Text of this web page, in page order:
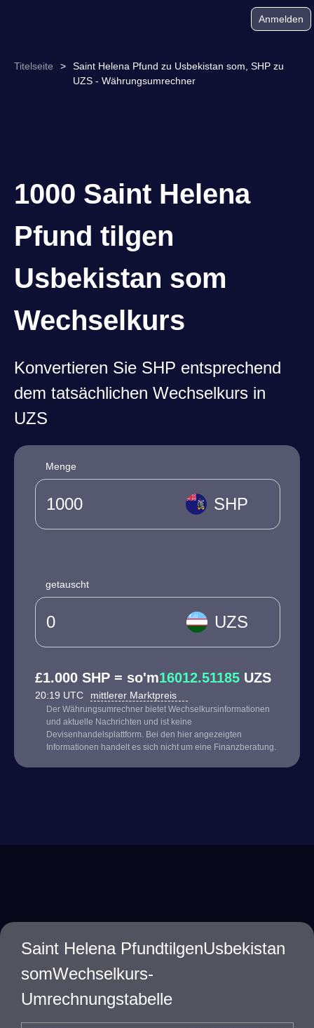
Anmelden
Titelseite >
Saint Helena Pfund zu Usbekistan som, SHP zu
UZS - Währungsumrechner
1000 Saint Helena
Pfund tilgen
Usbekistan som
Wechselkurs
Konvertieren Sie SHP entsprechend
dem tatsächlichen Wechselkurs in
UZS
Menge
SHP
getauscht
UZS
£1.000 SHP = so'm16012.51185 UZS
20:19 UTC mittlerer Marktpreis
Der Währungsumrechner bietet Wechselkursinformationen
und aktuelle Nachrichten und ist keine
Devisenhandelsplattform. Bei den hier angezeigten
Informationen handelt es sich nicht um eine Finanzberatung.
Saint Helena PfundtilgenUsbekistan
somWechselkurs-
Umrechnungstabelle